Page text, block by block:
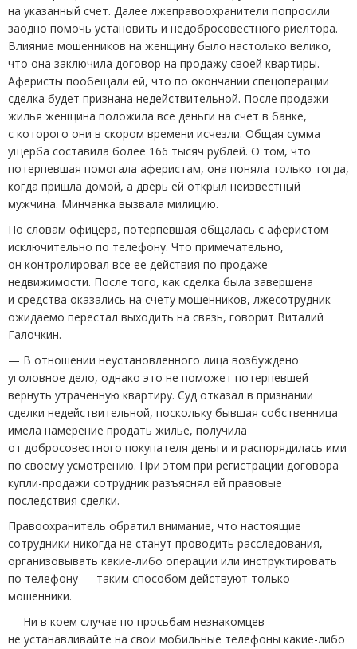
на указанный счет. Далее лжеправоохранители попросили
заодно помочь установить и недобросовестного риелтора.
Влияние мошенников на женщину было настолько велико,
что она заключила договор на продажу своей квартиры.
Аферисты пообещали ей, что по окончании спецоперации
сделка будет признана недействительной. После продажи
жилья женщина положила все деньги на счет в банке,
с которого они в скором времени исчезли. Общая сумма
ущерба составила более 166 тысяч рублей. О том, что
потерпевшая помогала аферистам, она поняла только тогда,
когда пришла домой, а дверь ей открыл неизвестный
мужчина. Минчанка вызвала милицию.
По словам офицера, потерпевшая общалась с аферистом
исключительно по телефону. Что примечательно,
он контролировал все ее действия по продаже
недвижимости. После того, как сделка была завершена
и средства оказались на счету мошенников, лжесотрудник
ожидаемо перестал выходить на связь, говорит Виталий
Галочкин.
— В отношении неустановленного лица возбуждено
уголовное дело, однако это не поможет потерпевшей
вернуть утраченную квартиру. Суд отказал в признании
сделки недействительной, поскольку бывшая собственница
имела намерение продать жилье, получила
от добросовестного покупателя деньги и распорядилась ими
по своему усмотрению. При этом при регистрации договора
купли-продажи сотрудник разъяснял ей правовые
последствия сделки.
Правоохранитель обратил внимание, что настоящие
сотрудники никогда не станут проводить расследования,
организовывать какие-либо операции или инструктировать
по телефону — таким способом действуют только
мошенники.
— Ни в коем случае по просьбам незнакомцев
не устанавливайте на свои мобильные телефоны какие-либо